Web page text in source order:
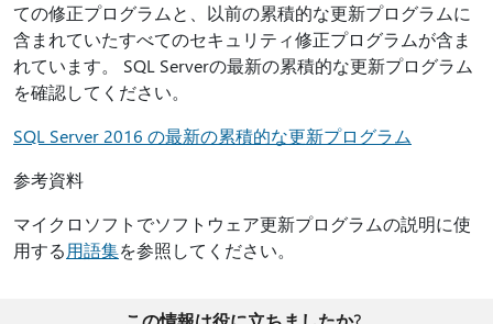
ての修正プログラムと、以前の累積的な更新プログラムに
含まれていたすべてのセキュリティ修正プログラムが含ま
れています。 SQL Serverの最新の累積的な更新プログラム
を確認してください。
SQL Server 2016 の最新の累積的な更新プログラム
参考資料
マイクロソフトでソフトウェア更新プログラムの説明に使
用する用語集を参照してください。